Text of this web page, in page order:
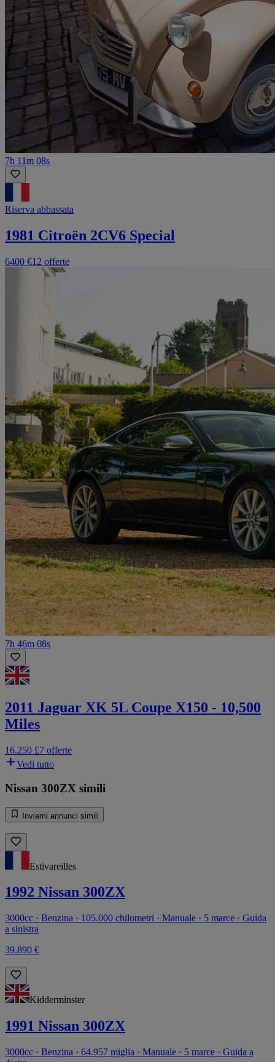
7h 11m 08s
Riserva abbassata
1981 Citroën 2CV6 Special
6400 €12 offerte
7h 46m 08s
2011 Jaguar XK 5L Coupe X150 - 10,500
Miles
16.250 £7 offerte
Vedi tutto
Nissan 300ZX simili
Inviami annunci simili
Estivareilles
1992 Nissan 300ZX
3000cc · Benzina · 105.000 chilometri · Manuale · 5 marce · Guida
a sinistra
39.890 €
Kidderminster
1991 Nissan 300ZX
3000cc · Benzina · 64.957 miglia · Manuale · 5 marce · Guida a